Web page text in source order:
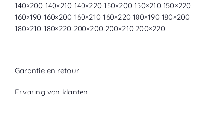
140×200 140×210 140×220 150×200 150×210 150×220
160×190 160×200 160×210 160×220 180×190 180×200
180×210 180×220 200×200 200×210 200×220
Garantie en retour
Ervaring van klanten